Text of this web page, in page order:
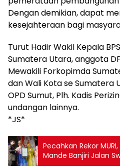
Dengan demikian, dapat
kesejahteraan bagi
Turut Hadir Wakil Kepala
Sumatera Utara, anggota
Mewakili Forkopimda
dan Wali Kota se Sumatera
OPD Sumut, Plh. Kadis
undangan lainnya.
*JS*
Pecahkan Rekor
Mande Banjiri Jalan